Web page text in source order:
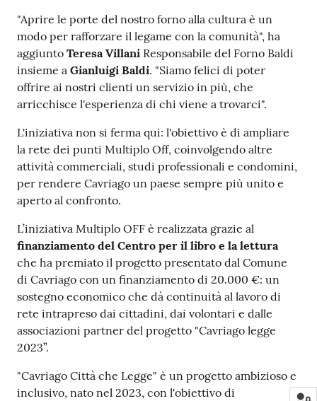
"Aprire le porte del nostro forno alla cultura è un
modo per rafforzare il legame con la comunità", ha
aggiunto Teresa Villani Responsabile del Forno Baldi
insieme a Gianluigi Baldi. "Siamo felici di poter
offrire ai nostri clienti un servizio in più, che
arricchisce l'esperienza di chi viene a trovarci".
L'iniziativa non si ferma qui: l'obiettivo è di ampliare
la rete dei punti Multiplo Off, coinvolgendo altre
attività commerciali, studi professionali e condomini,
per rendere Cavriago un paese sempre più unito e
aperto al confronto.
L’iniziativa Multiplo OFF è realizzata grazie al
finanziamento del Centro per il libro e la lettura
che ha premiato il progetto presentato dal Comune
di Cavriago con un finanziamento di 20.000 €: un
sostegno economico che dà continuità al lavoro di
rete intrapreso dai cittadini, dai volontari e dalle
associazioni partner del progetto "Cavriago legge
2023”.
"Cavriago Città che Legge" è un progetto ambizioso e
inclusivo, nato nel 2023, con l'obiettivo di